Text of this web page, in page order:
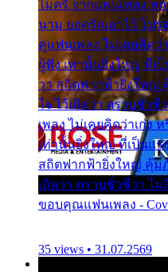
ไมตรี จากแฟนเพลง ทุ
นาม ยอดรักเอาไว้ โปร
คู่แฟนเพลง ไม่เคยคิดว่
ผู้ฟัง เท่านั้นยิ่งใหญ่ ที่เ
วา สถิตฟากฟ้ายิ่งใหญ่
ใจ ไว้เถิดว่า ตราบชั่ว
เพลง ไม่เคยคิดว่าเก่ง
เท่านั้นยิ่งใหญ่ ที่เป็นแร
สถิตฟากฟ้ายิ่งใหญ่ คุ้ม
เถิดว่า ตราบชั่วชีวา ไ
ขอบคุณแฟนเพลง -
35 views • 31.07.2569